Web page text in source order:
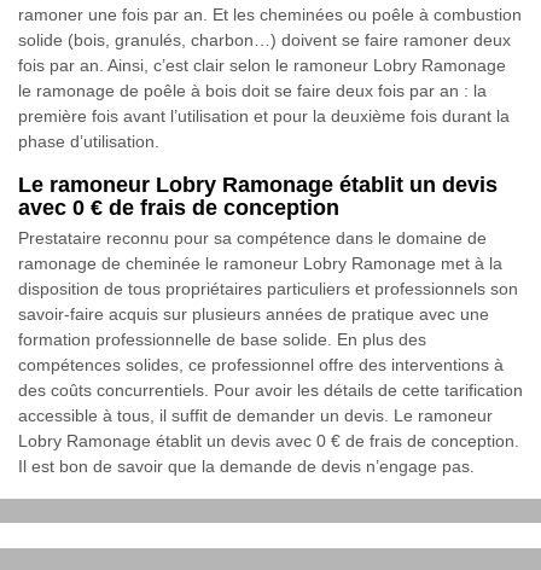
ramoner une fois par an. Et les cheminées ou poêle à combustion
solide (bois, granulés, charbon…) doivent se faire ramoner deux
fois par an. Ainsi, c’est clair selon le ramoneur Lobry Ramonage
le ramonage de poêle à bois doit se faire deux fois par an : la
première fois avant l’utilisation et pour la deuxième fois durant la
phase d’utilisation.
Le ramoneur Lobry Ramonage établit un devis
avec 0 € de frais de conception
Prestataire reconnu pour sa compétence dans le domaine de
ramonage de cheminée le ramoneur Lobry Ramonage met à la
disposition de tous propriétaires particuliers et professionnels son
savoir-faire acquis sur plusieurs années de pratique avec une
formation professionnelle de base solide. En plus des
compétences solides, ce professionnel offre des interventions à
des coûts concurrentiels. Pour avoir les détails de cette tarification
accessible à tous, il suffit de demander un devis. Le ramoneur
Lobry Ramonage établit un devis avec 0 € de frais de conception.
Il est bon de savoir que la demande de devis n’engage pas.